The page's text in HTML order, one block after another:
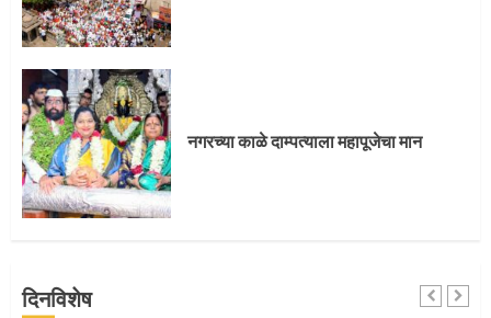
नगरच्या काळे दाम्पत्याला महापूजेचा मान
दिनविशेष
3